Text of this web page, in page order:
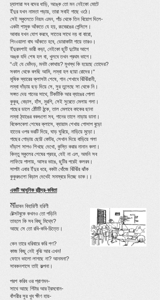
চ্যালারা সব বদের ধাড়ি, অঙ্কে তো মন নেইকো মোটে
ইঁদুর যখন নামতা পড়ায়, তারা সবাই গাছে ওঠে।
সেই স্কুলেতে নিয়ম এমন, পাঁচ থেকে তিন বিয়োগ দিলে-
একটা শামুক আঁকতে যে হয়, রংবেরঙের পেন্সিলে।
আবার যখন যোগ করবে, সাতের সাথে নয় বা বারো,
শিংওয়ালা বাঘ আঁকতে হবে, ডোরাকাটা গায়ে তারও।
ইঁদুরমশাই ভারী কড়া, নেইকো ছুটি দুটোর আগে
অঙ্ক যদি শেষ হল বা, খুলবে তখন প্রথম ভাগে।
“এই যে ভোঁদড়, মনটা কোথায়? মুখস্থ কি হয়েছে তোদের?
সকাল থেকে বলছি আমি, লম্বা হল ছায়া রোদের।“
মূষিক স্যারের ক্লাসটা শেষে, গান শেখাবে ঝিঁঝিঁরানী,
লম্বা দাঁড়ায় ছড় দিয়ে সে, সুর তুলেছে সা থেকে নি।
সঙ্গত দেয় গানের সাথে, টিকটিকি আর ব্যাঙের পোলা
কুকুর, বেড়াল, হাঁস, মুরগি, সেই সুরেতে মেলায় গলা।
গাছের ডালে ঠোঁটটি ঠুকে, তাল মেলাবে কাকের ছানা
লম্বা ঠ্যাঙের বকগুলো সব, গানের তালে নাড়ায় ডানা।
বিকেলবেলা শেষের ক্লাসে, ব্যায়াম শেখায় গোসাপ বুড়ো
হাতের ওপর ভরটি দিয়ে, ঘাড় ঘুরিয়ে, নাড়িয়ে মুড়ো।
গাছের গোড়ায় ছোট্ট কোটর, সেখান দিয়ে বাড়িয়ে গলা
দাঁড়াশ সাপও শিখছে দেখো, কুস্তি করার নানান কলা।
কিন্তু স্কুলের শেষের প্রহর, যেই না এল, অমনি সব
লাফিয়ে পালায়, আসর ভাঙে, ছুটির পরেই কলরব।
সাপটা এবার ইঁদুর ধরে, বকটা খোঁজে ঝিঁঝিঁর ঝাঁক
কুকুরগুলো বিড়াল দেখেই সমস্বরে দিচ্ছে ডাক।।
একটি আধুনিক রবীন্দ্র-কবিতা
মায়াবন বিহারিণী হরিণী
টেক্সটবুকে কখনও তো পড়িনি
তাহলে কি সব কিছু মিথ্যে?
আছে সে তো রবি-কবি-চিত্তে।
কেন তারে ধরিবারে করি পণ?
কাজ কিছু নেই বুঝি আর এখন!
ফোনে ভালো লাগছে না? আনমনা?
সাবকনশাসে তাই কল্পনা।
পরশ করিব ওর প্রাণমন-
সাথে আছে গিটার আর ট্রমবোন-
বাঁশরীর সুর খুব ক্ষীণ হায়-